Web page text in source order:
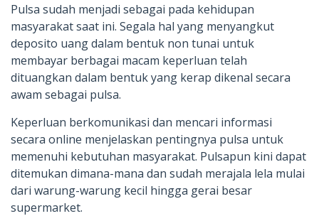
Pulsa sudah menjadi sebagai pada kehidupan
masyarakat saat ini. Segala hal yang menyangkut
deposito uang dalam bentuk non tunai untuk
membayar berbagai macam keperluan telah
dituangkan dalam bentuk yang kerap dikenal secara
awam sebagai pulsa.
Keperluan berkomunikasi dan mencari informasi
secara online menjelaskan pentingnya pulsa untuk
memenuhi kebutuhan masyarakat. Pulsapun kini dapat
ditemukan dimana-mana dan sudah merajala lela mulai
dari warung-warung kecil hingga gerai besar
supermarket.